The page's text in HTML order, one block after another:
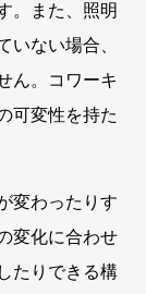
。また、照明
いない場合、
ん。コワーキ
可変性を持た
変わったりす
変化に合わせ
たりできる構